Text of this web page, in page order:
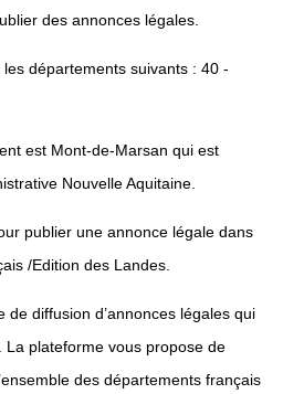
des annonces légales.
départements suivants : 40 -
est Mont-de-Marsan qui est
Nouvelle Aquitaine.
publier une annonce légale dans
/Edition des Landes.
de diffusion d’annonces légales qui
La plateforme vous propose de
des départements français